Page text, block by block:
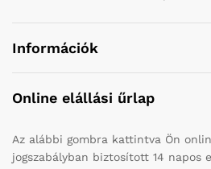
Információk
Online elállási űrlap
Az alábbi gombra kattintva Ön
jogszabályban biztosított 14 napos